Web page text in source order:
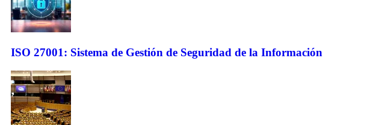
ISO 27001: Sistema de Gestión de Seguridad de la Información